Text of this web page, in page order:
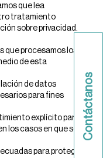
Contáctanos
que lea
tratamiento
sobre privacidad.
que procesamos los
de esta
de datos
para fines
explícito para el
los casos en que sea
para proteger